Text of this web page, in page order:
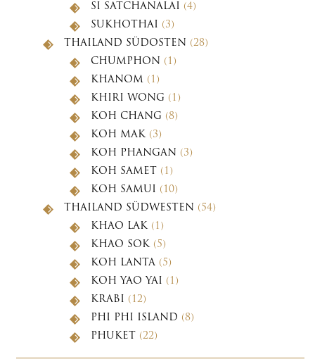
SI SATCHANALAI (4)
SUKHOTHAI (3)
THAILAND SÜDOSTEN (28)
CHUMPHON (1)
KHANOM (1)
KHIRI WONG (1)
KOH CHANG (8)
KOH MAK(3)
KOH PHANGAN (3)
KOH SAMET (1)
KOH SAMUI (10)
THAILAND SÜDWESTEN (54)
KHAO LAK(1)
KHAO SOK(5)
KOH LANTA (5)
KOH YAO YAI (1)
KRABI (12)
PHI PHI ISLAND (8)
PHUKET (22)